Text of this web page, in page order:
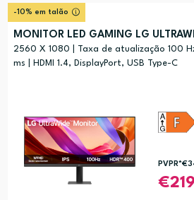
-10% em talão
MONITOR LED GAMING LG
2560 X 1080 | Taxa de atualização 100
ms | HDMI 1.4, DisplayPort, USB Type-C
PVPR*
219